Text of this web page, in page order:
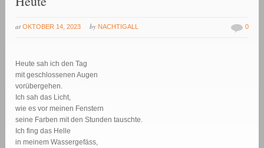
at OKTOBER 14, 2023 by NACHTIGALL 0
Heute sah ich den Tag
mit geschlossenen Augen
vorübergehen.
Ich sah das Licht,
wie es vor meinen Fenstern
seine Farben mit den Stunden tauschte.
Ich fing das Helle
in meinem Wassergefäss,